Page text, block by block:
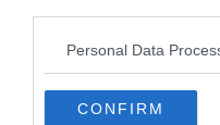
Personal Data
CONFIRM